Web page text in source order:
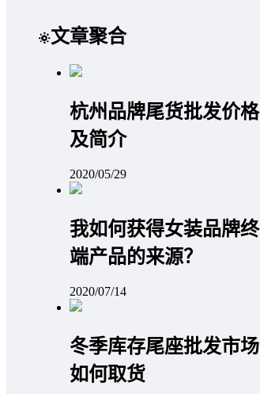
文章聚合
杭州品牌尾货批发价格
及简介
2020/05/29
我如何获得女装品牌终
端产品的来源？
2020/07/14
冬季库存尾座批发市场
如何取货